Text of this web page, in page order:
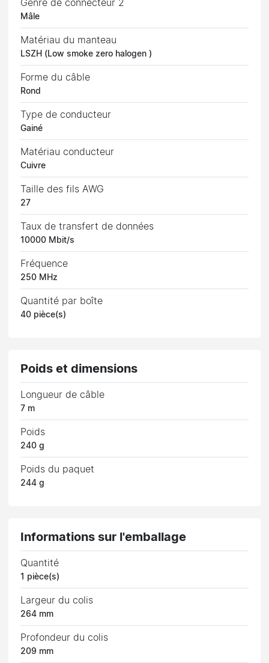
Genre de connecteur 2
Mâle
Matériau du manteau
LSZH (Low smoke zero halogen )
Forme du câble
Rond
Type de conducteur
Gainé
Matériau conducteur
Cuivre
Taille des fils AWG
27
Taux de transfert de données
10000 Mbit/s
Fréquence
250 MHz
Quantité par boîte
40 pièce(s)
Poids et dimensions
Longueur de câble
7 m
Poids
240 g
Poids du paquet
244 g
Informations sur l'emballage
Quantité
1 pièce(s)
Largeur du colis
264 mm
Profondeur du colis
209 mm